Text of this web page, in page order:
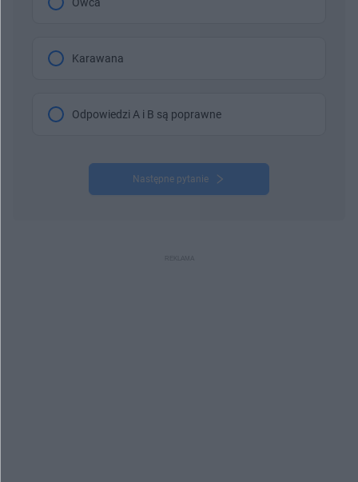
Karawana
Odpowiedzi A i B są poprawne
Następne pytanie